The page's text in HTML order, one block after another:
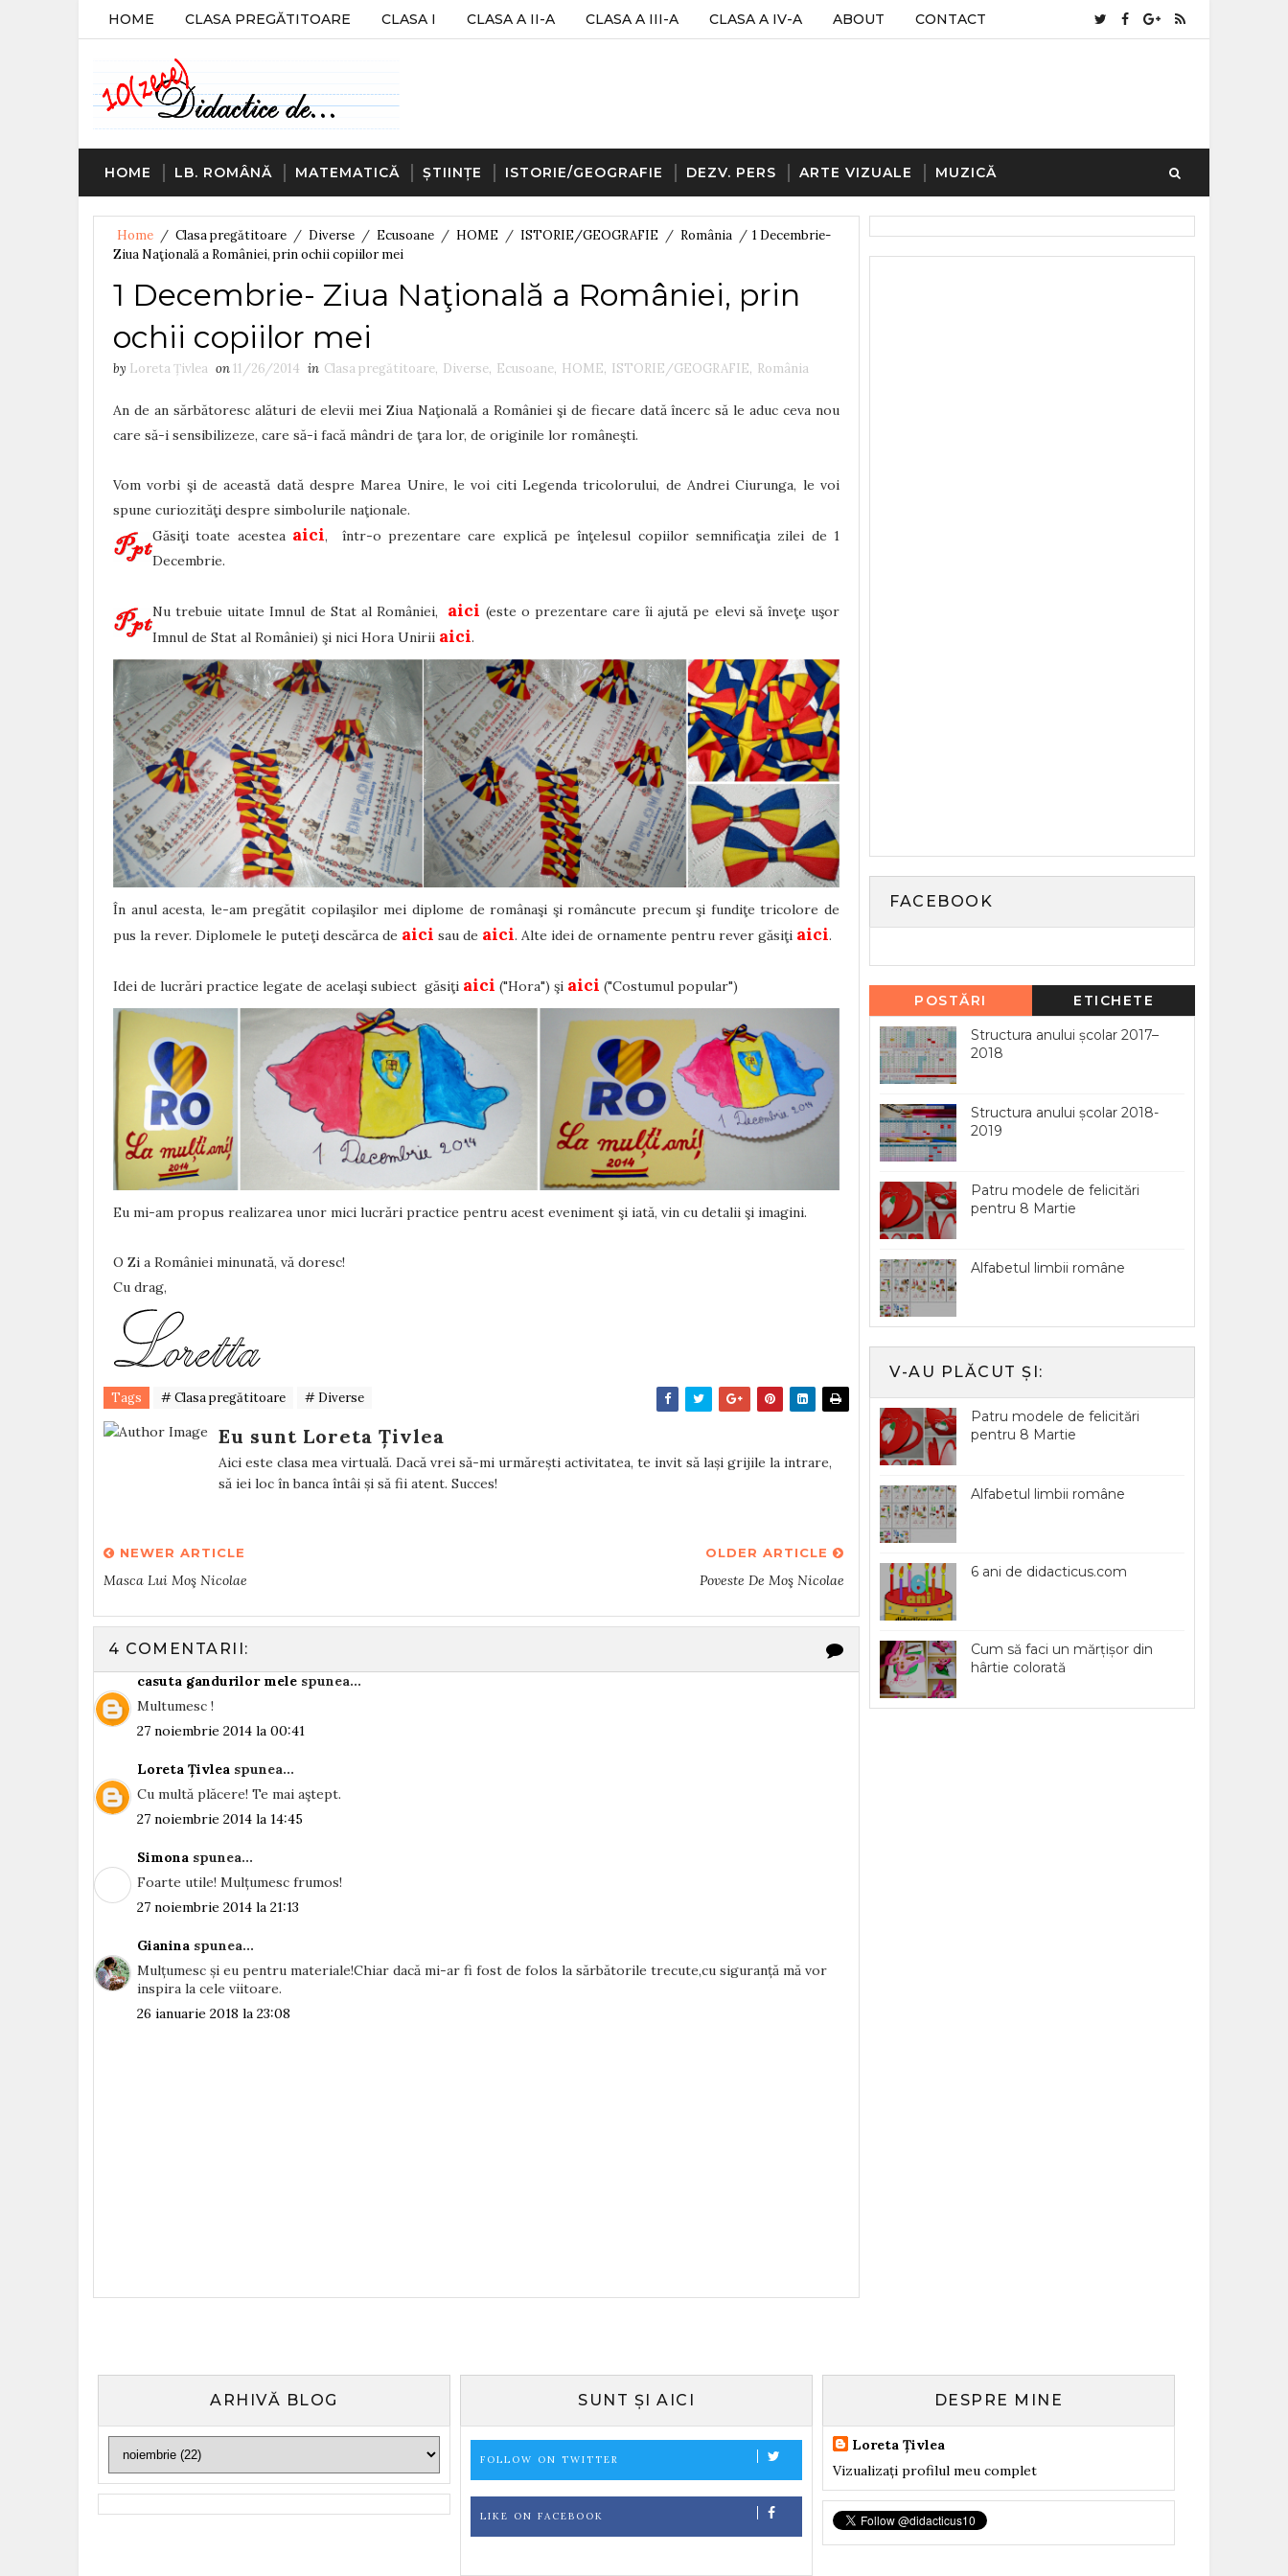
HOME CLASA PREGĂTITOARE CLASA I CLASA A II-A CLASA A III-A CLASA A IV-A ABOUT CONTACT
HOME LB. ROMÂNĂ MATEMATICĂ ȘTIINȚE ISTORIE/GEOGRAFIE DEZV. PERS ARTE VIZUALE MUZICĂ
Home / Clasa pregătitoare / Diverse / Ecusoane / HOME / ISTORIE/GEOGRAFIE / România / 1 Decembrie-
Ziua Naţională a României, prin ochii copiilor mei
1 Decembrie- Ziua Naţională a României, prin
ochii copiilor mei
by Loreta Țivlea on 11/26/2014 in Clasa pregătitoare, Diverse, Ecusoane, HOME, ISTORIE/GEOGRAFIE, România
An de an sărbătoresc alături de elevii mei Ziua Naţională a României şi de fiecare dată încerc să le aduc ceva nou
care să-i sensibilizeze, care să-i facă mândri de ţara lor, de originile lor româneşti.
Vom vorbi şi de această dată despre Marea Unire, le voi citi Legenda tricolorului, de Andrei Ciurunga, le voi
spune curiozităţi despre simbolurile naţionale.
Găsiţi toate acestea aici, într-o prezentare care explică pe înţelesul copiilor semnificaţia zilei de 1
Decembrie.
Nu trebuie uitate Imnul de Stat al României, aici (este o prezentare care îi ajută pe elevi să înveţe uşor
Imnul de Stat al României) şi nici Hora Unirii aici.
În anul acesta, le-am pregătit copilaşilor mei diplome de românaşi şi româncute precum şi fundiţe tricolore de
pus la rever. Diplomele le puteţi descărca de aici sau de aici. Alte idei de ornamente pentru rever găsiţi aici.
Idei de lucrări practice legate de acelaşi subiect găsiţi aici ("Hora") şi aici ("Costumul popular")
Eu mi-am propus realizarea unor mici lucrări practice pentru acest eveniment şi iată, vin cu detalii şi imagini.
O Zi a României minunată, vă doresc!
Cu drag,
Tags # Clasa pregătitoare # Diverse
Eu sunt Loreta Țivlea
Aici este clasa mea virtuală. Dacă vrei să-mi urmărești activitatea, te invit să lași grijile la intrare,
să iei loc în banca întâi și să fii atent. Succes!
NEWER ARTICLE
Masca Lui Moş Nicolae
OLDER ARTICLE
Poveste De Moş Nicolae
4 COMENTARII:
casuta gandurilor mele spunea...
Multumesc !
27 noiembrie 2014 la 00:41
Loreta Țivlea spunea...
Cu multă plăcere! Te mai aştept.
27 noiembrie 2014 la 14:45
Simona spunea...
Foarte utile! Mulțumesc frumos!
27 noiembrie 2014 la 21:13
Gianina spunea...
Mulțumesc și eu pentru materiale!Chiar dacă mi-ar fi fost de folos la sărbătorile trecute,cu siguranță mă vor
inspira la cele viitoare.
26 ianuarie 2018 la 23:08
FACEBOOK
POSTĂRI
POPULARE
ETICHETE
Structura anului școlar 2017–
2018
Structura anului școlar 2018-
2019
Patru modele de felicitări
pentru 8 Martie
Alfabetul limbii române
V-AU PLĂCUT ȘI:
Patru modele de felicitări
pentru 8 Martie
Alfabetul limbii române
6 ani de didacticus.com
Cum să faci un mărțișor din
hârtie colorată
ARHIVĂ BLOG SUNT ȘI AICI
FOLLOW ON TWITTER
LIKE ON FACEBOOK
DESPRE MINE
Loreta Țivlea
Vizualizați profilul meu complet